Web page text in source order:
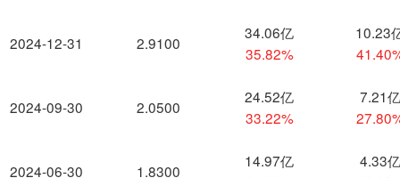
2024-12-31
2024-09-30
2024-06-30
2.9100
34.06亿
35.82%
10.23
2.0500
24.52亿
33.22%
7.21亿
1.8300
14.97亿
4.33亿